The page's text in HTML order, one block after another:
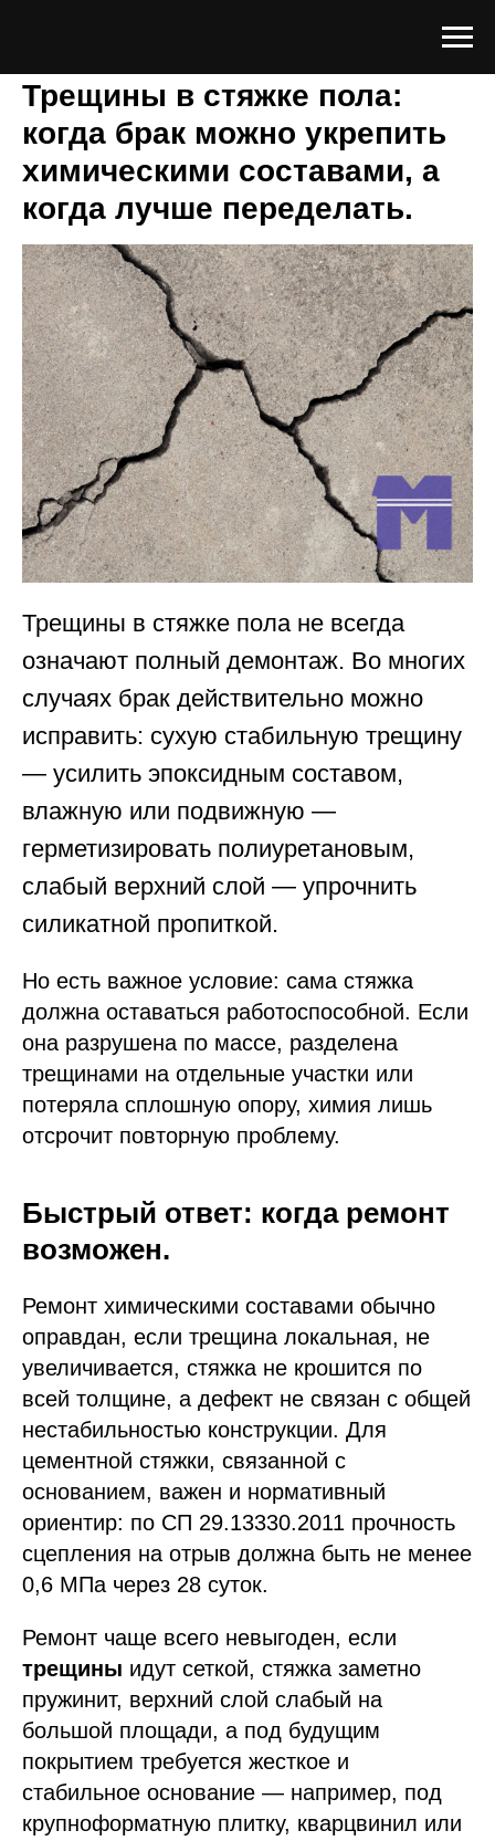
Трещины в стяжке пола:
когда брак можно укрепить
химическими составами, а
когда лучше переделать.
Трещины в стяжке пола не всегда
означают полный демонтаж. Во многих
случаях брак действительно можно
исправить: сухую стабильную трещину
— усилить эпоксидным составом,
влажную или подвижную —
герметизировать полиуретановым,
слабый верхний слой — упрочнить
силикатной пропиткой.
Но есть важное условие: сама стяжка
должна оставаться работоспособной. Если
она разрушена по массе, разделена
трещинами на отдельные участки или
потеряла сплошную опору, химия лишь
отсрочит повторную проблему.
Быстрый ответ: когда ремонт
возможен.
Ремонт химическими составами обычно
оправдан, если трещина локальная, не
увеличивается, стяжка не крошится по
всей толщине, а дефект не связан с общей
нестабильностью конструкции. Для
цементной стяжки, связанной с
основанием, важен и нормативный
ориентир: по СП 29.13330.2011 прочность
сцепления на отрыв должна быть не менее
0,6 МПа через 28 суток.
Ремонт чаще всего невыгоден, если
трещины идут сеткой, стяжка заметно
пружинит, верхний слой слабый на
большой площади, а под будущим
покрытием требуется жесткое и
стабильное основание — например, под
крупноформатную плитку, кварцвинил или